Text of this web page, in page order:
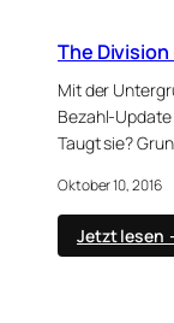
The
Mit der
Bezahl-
Taugt sie?
Oktober 10, 2016
Jetzt lesen